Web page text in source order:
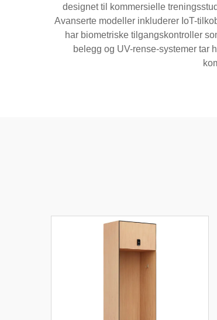
designet til kommersielle
Avanserte modeller inkluderer IoT-
har biometriske tilgangskontroller
belegg og UV-rense-systemer tar